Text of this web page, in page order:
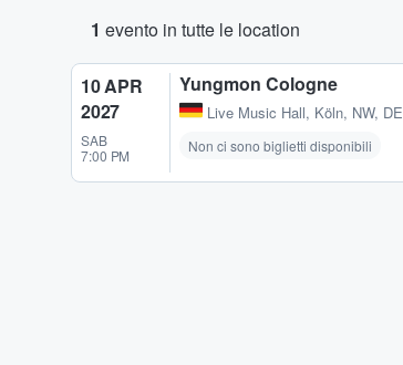
1 evento in tutte le location
10 APR
2027
SAB
7:00 PM
Yungmon Cologne
Live Music Hall, Köln, NW, DE
Non ci sono biglietti disponibili